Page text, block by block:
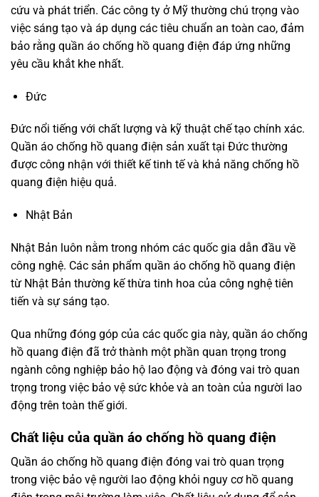
cứu và phát triển. Các công ty ở Mỹ thường chú trọng vào
việc sáng tạo và áp dụng các tiêu chuẩn an toàn cao, đảm
bảo rằng quần áo chống hồ quang điện đáp ứng những
yêu cầu khắt khe nhất.
Đức
Đức nổi tiếng với chất lượng và kỹ thuật chế tạo chính xác.
Quần áo chống hồ quang điện sản xuất tại Đức thường
được công nhận với thiết kế tinh tế và khả năng chống hồ
quang điện hiệu quả.
Nhật Bản
Nhật Bản luôn nằm trong nhóm các quốc gia dẫn đầu về
công nghệ. Các sản phẩm quần áo chống hồ quang điện
từ Nhật Bản thường kế thừa tinh hoa của công nghệ tiên
tiến và sự sáng tạo.
Qua những đóng góp của các quốc gia này, quần áo chống
hồ quang điện đã trở thành một phần quan trọng trong
ngành công nghiệp bảo hộ lao động và đóng vai trò quan
trọng trong việc bảo vệ sức khỏe và an toàn của người lao
động trên toàn thế giới.
Chất liệu của quần áo chống hồ quang điện
Quần áo chống hồ quang điện đóng vai trò quan trọng
trong việc bảo vệ người lao động khỏi nguy cơ hồ quang